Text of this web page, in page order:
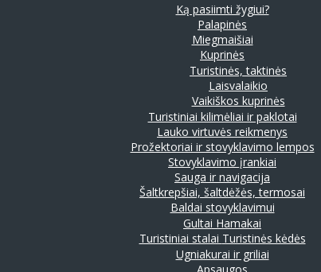
Ką pasiimti žygiui?
Palapinės
Miegmaišiai
Kuprinės
Turistinės, taktinės
Laisvalaikio
Vaikiškos kuprinės
Turistiniai kilimėliai ir paklotai
Lauko virtuvės reikmenys
Prožektoriai ir stovyklavimo lempos
Stovyklavimo įrankiai
Sauga ir navigacija
Šaltkrepšiai, šaltdėžės, termosai
Baldai stovyklavimui
Gultai Hamakai
Turistiniai stalai Turistinės kėdės
Ugniakurai ir griliai
Apsaugos